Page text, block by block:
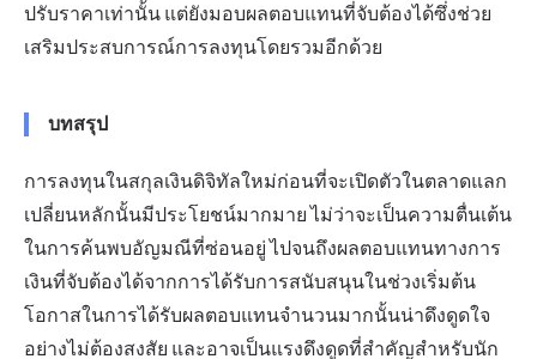
ปรับราคาเท่านั้น แต่ยังมอบผลตอบแทนที่จับต้องได้ซึ่งช่วย
เสริมประสบการณ์การลงทุนโดยรวมอีกด้วย
บทสรุป
การลงทุนในสกุลเงินดิจิทัลใหม่ก่อนที่จะเปิดตัวในตลาดแลก
เปลี่ยนหลักนั้นมีประโยชน์มากมาย ไม่ว่าจะเป็นความตื่นเต้น
ในการค้นพบอัญมณีที่ซ่อนอยู่ ไปจนถึงผลตอบแทนทางการ
เงินที่จับต้องได้จากการได้รับการสนับสนุนในช่วงเริ่มต้น
โอกาสในการได้รับผลตอบแทนจำนวนมากนั้นน่าดึงดูดใจ
อย่างไม่ต้องสงสัย และอาจเป็นแรงดึงดูดที่สำคัญสำหรับนัก